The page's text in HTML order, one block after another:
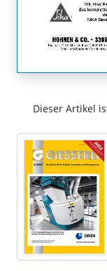
Dieser Artikel